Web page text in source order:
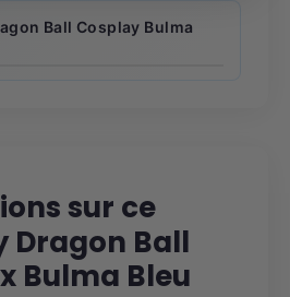
Ball Cosplay Bulma
sur ce
Dragon Ball
Bulma Bleu